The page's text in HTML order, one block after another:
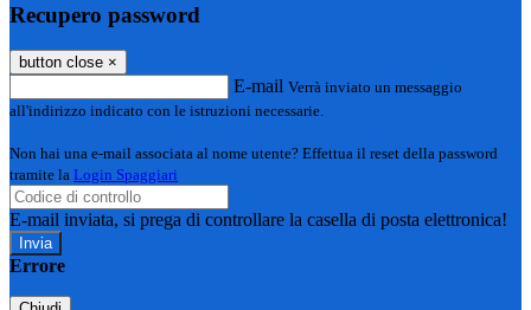
Recupero password
button close ×
E-mail Verrà inviato un messaggio
all'indirizzo indicato con le istruzioni necessarie.
Non hai una e-mail associata al nome utente? Effettua il reset della password
tramite la Login Spaggiari
E-mail inviata, si prega di controllare la casella di posta elettronica!
Errore